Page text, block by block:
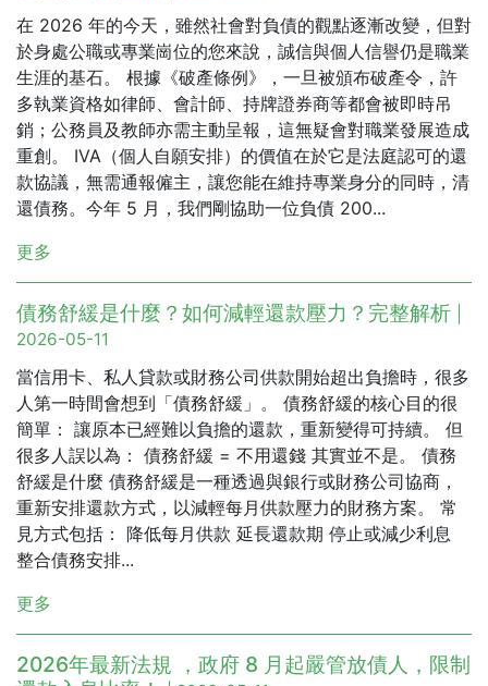
在 2026 年的今天，雖然社會對負債的觀點逐漸改變，但對
於身處公職或專業崗位的您來說，誠信與個人信譽仍是職業
生涯的基石。 根據《破產條例》，一旦被頒布破產令，許
多執業資格如律師、會計師、持牌證券商等都會被即時吊
銷；公務員及教師亦需主動呈報，這無疑會對職業發展造成
重創。 IVA（個人自願安排）的價值在於它是法庭認可的還
款協議，無需通報僱主，讓您能在維持專業身分的同時，清
還債務。今年 5 月，我們剛協助一位負債 200...
更多
債務舒緩是什麼？如何減輕還款壓力？完整解析
2026-05-11
當信用卡、私人貸款或財務公司供款開始超出負擔時，很多
人第一時間會想到「債務舒緩」。 債務舒緩的核心目的很
簡單： 讓原本已經難以負擔的還款，重新變得可持續。 但
很多人誤以為： 債務舒緩 = 不用還錢 其實並不是。 債務
舒緩是什麼 債務舒緩是一種透過與銀行或財務公司協商，
重新安排還款方式，以減輕每月供款壓力的財務方案。 常
見方式包括： 降低每月供款 延長還款期 停止或減少利息
整合債務安排...
更多
2026年最新法規 ，政府 8 月起嚴管放債人，限制